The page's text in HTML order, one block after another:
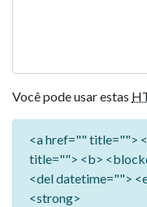
Você pode usar estas
<a href="" title="">
title=""> <b>
<del datetime="">
<strong>